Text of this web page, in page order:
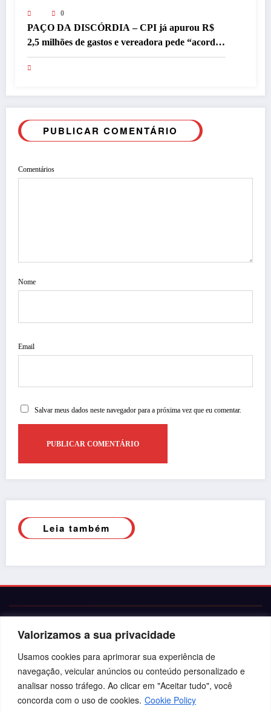
Valorizamos a sua privacidade
Usamos cookies para aprimorar sua experiência de
navegação, veicular anúncios ou conteúdo personalizado e
analisar nosso tráfego. Ao clicar em "Aceitar tudo", você
concorda com o uso de cookies. Cookie Policy
0
PAÇO DA DISCÓRDIA – CPI já apurou R$
2,5 milhões de gastos e vereadora pede “acordo”
para aprovar R$ 9,5 milhões
PUBLICAR COMENTÁRIO
Comentários
Nome
Email
Salvar meus dados neste navegador para a próxima vez que eu comentar.
Leia também
© 2026 Jota Neves. Todos os direitos reservados.
autorização expressa está sujeita às penalidades